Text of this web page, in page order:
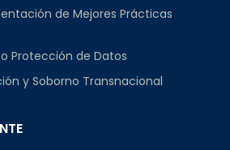
de Mejores Prácticas
Protección de Datos
y Soborno Transnacional